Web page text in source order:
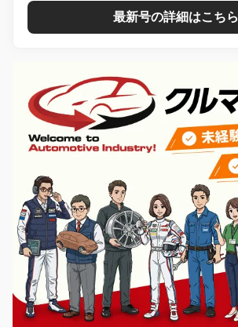
最新号の詳細はこちら